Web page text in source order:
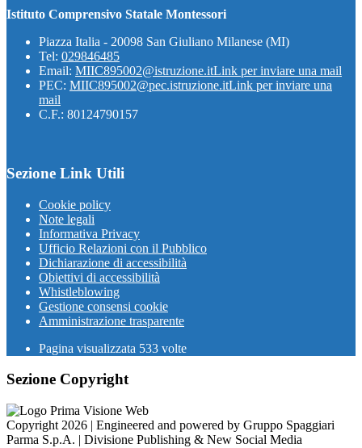
Istituto Comprensivo Statale Montessori
Piazza Italia - 20098 San Giuliano Milanese (MI)
Tel: 029846485
Email: MIIC895002@istruzione.itLink per inviare una mail
PEC: MIIC895002@pec.istruzione.itLink per inviare una
mail
C.F.: 80124790157
Sezione Link Utili
Cookie policy
Note legali
Informativa Privacy
Ufficio Relazioni con il Pubblico
Dichiarazione di accessibilità
Obiettivi di accessibilità
Whistleblowing
Gestione consensi cookie
Amministrazione trasparente
Pagina visualizzata 533 volte
Sezione Copyright
Copyright 2026 | Engineered and powered by Gruppo Spaggiari
Parma S.p.A. | Divisione Publishing & New Social Media